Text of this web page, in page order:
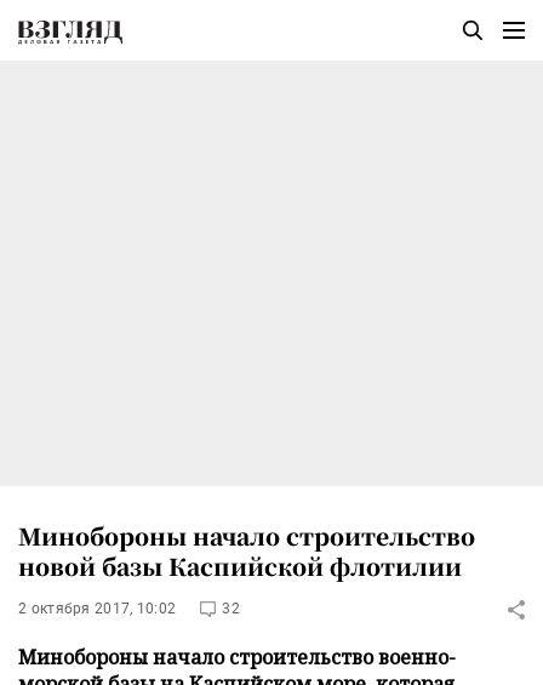
Минобороны начало строительство
новой базы Каспийской флотилии
2 октября 2017, 10:02 32
Минобороны начало строительство военно-